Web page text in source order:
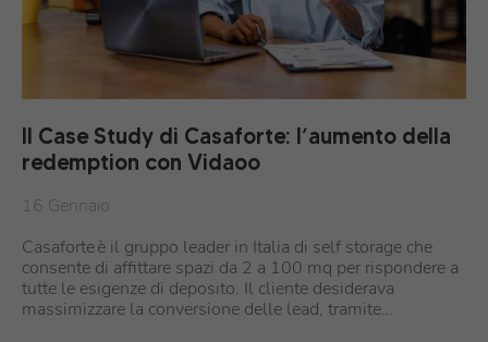
Il Case Study di Casaforte: l’aumento della
redemption con Vidaoo
16 Gennaio
Casaforte è il gruppo leader in Italia di self storage che
consente di affittare spazi da 2 a 100 mq per rispondere a
tutte le esigenze di deposito. Il cliente desiderava
massimizzare la conversione delle lead, tramite…